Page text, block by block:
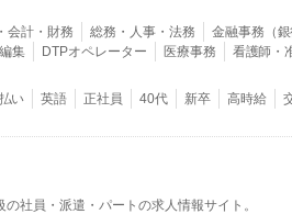
会計・財務 総務・人事・法務 金融事務（銀
集 DTPオペレーター 医療事務 看護師・
い 英語 正社員 40代 新卒 高時給
の社員・派遣・パートの求人情報サイト。